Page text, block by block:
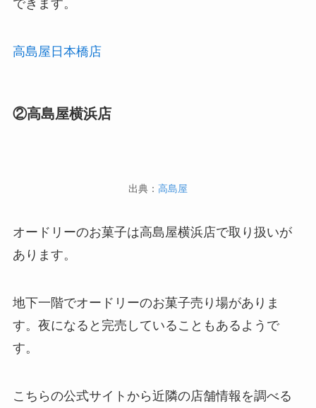
できます。
高島屋日本橋店
②高島屋横浜店
出典： 高島屋
オードリーのお菓子は高島屋横浜店で取り扱いが
あります。
地下一階でオードリーのお菓子売り場がありま
す。夜になると完売していることもあるようで
す。
こちらの公式サイトから近隣の店舗情報を調べる